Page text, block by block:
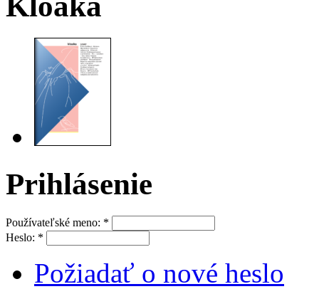
Prihlásenie
Používateľské meno: *
Heslo: *
Požiadať o nové heslo